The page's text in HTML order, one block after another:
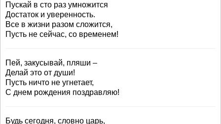
Пускай в сто раз умножится
Достаток и уверенность.
Все в жизни разом сложится,
Пусть не сейчас, со временем!
Пей, закусывай, пляши –
Делай это от души!
Пусть ничто не угнетает,
С днем рождения поздравляю!
Будь сегодня, словно царь,